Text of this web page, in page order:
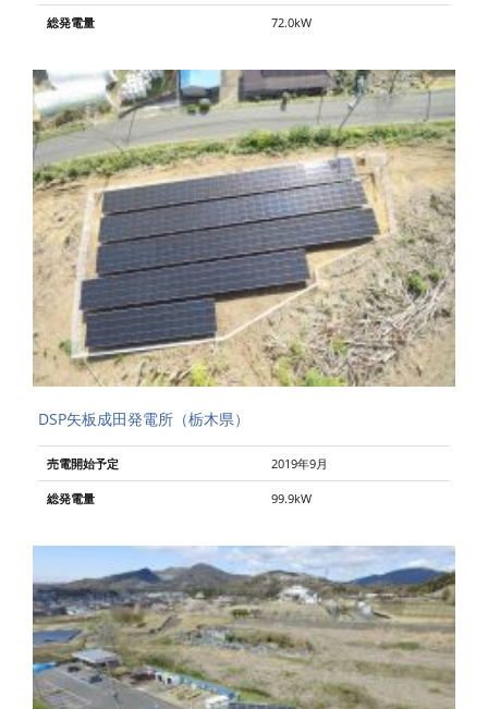
総発電量 72.0kW
DSP矢板成田発電所（栃木県）
売電開始予定 2019年9月
総発電量 99.9kW